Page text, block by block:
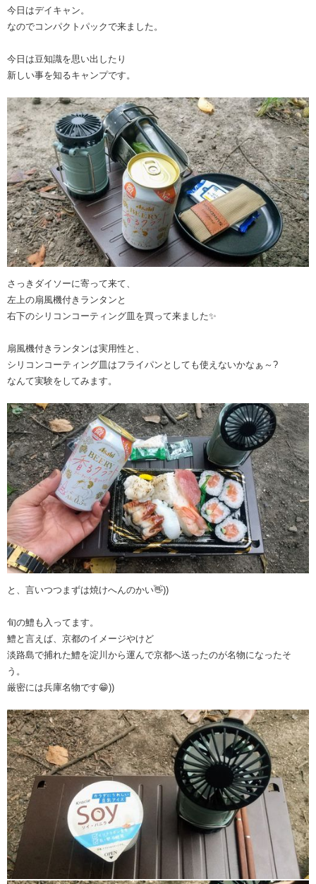
今日はデイキャン。
なのでコンパクトパックで来ました。
今日は豆知識を思い出したり
新しい事を知るキャンプです。
さっきダイソーに寄って来て、
左上の扇風機付きランタンと
右下のシリコンコーティング皿を買って来ました✨
扇風機付きランタンは実用性と、
シリコンコーティング皿はフライパンとしても使えないかなぁ～?
なんて実験をしてみます。
と、言いつつまずは焼けへんのかい👋))
旬の鱧も入ってます。
鱧と言えば、京都のイメージやけど
淡路島で捕れた鱧を淀川から運んで京都へ送ったのが名物になったそ
う。
厳密には兵庫名物です😁))